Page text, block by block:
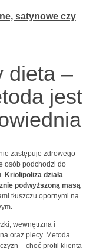
satynowe czy
dieta –
jest
zastępuje zdrowego
osób podchodzi do
Kriolipoliza działa
podwyższoną masą
tłuszczu opornymi na
wewnętrzna i
oraz plecy. Metoda
– choć profil klienta